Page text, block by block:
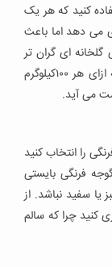
کنید که هر یک
می دهد اما باعث
ای گران تر
است اما رب بیشتری از آن حاصل می شود. معمولا به ازای هر ۱۰۰کیلوگرم
را انتخاب کنید
فرنگی بایستی
یا سفید نباشد. از
کنید چرا که سالم